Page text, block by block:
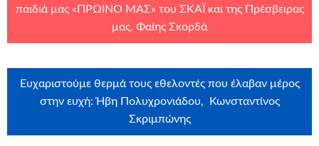
παιδιά μας «ΠΡΩΙΝΟ ΜΑΣ» του ΣΚΑΪ και της Πρέσβειρας
μας, Φαίης Σκορδά
Ευχαριστούμε θερμά τους εθελοντές που έλαβαν μέρος
στην ευχή: Ήβη Πολυχρονιάδου, Κωνσταντίνος
Σκριμπώνης